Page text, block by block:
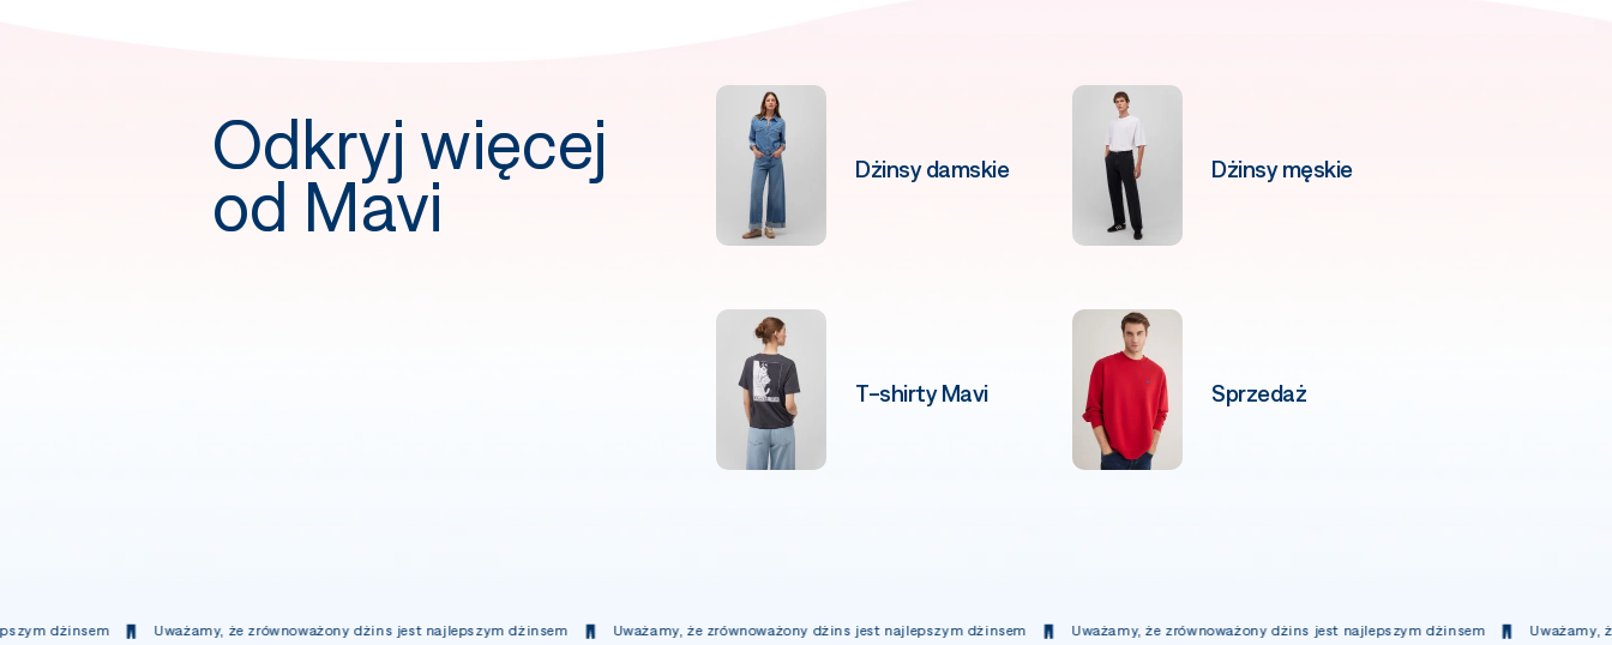
Odkryj więcej
od Mavi
Dżinsy damskie Dżinsy męskie
T-shirty Mavi Sprzedaż
Uważamy, że zrównoważony dżins jest najlepszym dżinsem Uważamy, że zrównoważony dżins jest najlepszym dżinsem Uważamy, że zrównoważony dżins jest najlepszym dżinsem Uważamy, że